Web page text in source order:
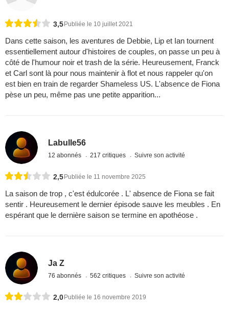
3,5Publiée le 10 juillet 2021
Dans cette saison, les aventures de Debbie, Lip et Ian tournent
essentiellement autour d'histoires de couples, on passe un peu à
côté de l'humour noir et trash de la série. Heureusement, Franck
et Carl sont là pour nous maintenir à flot et nous rappeler qu'on
est bien en train de regarder Shameless US. L'absence de Fiona
pèse un peu, même pas une petite apparition...
Labulle56
12 abonnés 217 critiques Suivre son activité
2,5Publiée le 11 novembre 2025
La saison de trop , c'est édulcorée . L' absence de Fiona se fait
sentir . Heureusement le dernier épisode sauve les meubles . En
espérant que le dernière saison se termine en apothéose .
Ja Z
76 abonnés 562 critiques Suivre son activité
2,0 Publiée le 16 novembre 2019